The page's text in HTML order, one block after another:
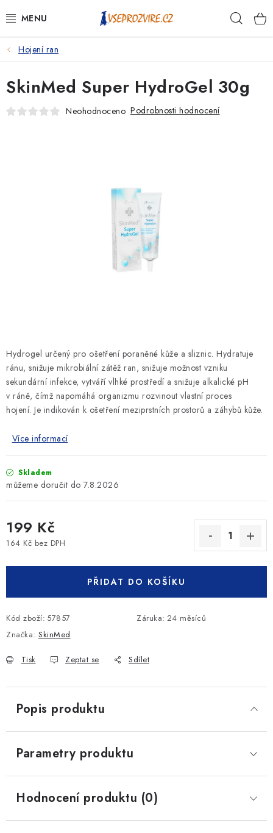
na
PSI
KOČKY
KONĚ
KRÁLÍCI/HLODAVCI/PTÁCI
Podmínky ochrany osobních údajů
Hojení ran
Hydrogel určený pro ošetření poraněné kůže a sliznic. Hydratuje
ránu, snižuje mikrobiální zátěž ran, snižuje možnost vzniku
sekundární infekce, vytváří vlhké prostředí a snižuje alkalické pH
v ráně, čímž napomáhá organizmu rozvinout vlastní proces
hojení. Je indikován k ošetření meziprstních prostorů a záhybů kůže.
Více informací
Skladem
7.8.2026
199 Kč
164 Kč bez DPH
PŘIDAT DO KOŠÍKU
Kód zboží: 57857 Záruka: 24 měsíců
Značka: SkinMed
Tisk Zeptat se Sdílet
SkinMed Super HydroGel 30g
Neohodnoceno Podrobnosti hodnocení
Popis produktu
Parametry produktu
Hodnocení produktu (0)